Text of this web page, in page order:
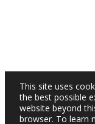
This site uses
the best possible
website beyond
browser. To learn